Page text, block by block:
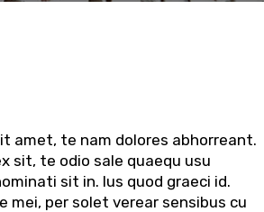
amet, te nam dolores abhorreant.
sit, te odio sale quaequ usu
sit in. Ius quod graeci id.
mei, per solet verear sensibus cu